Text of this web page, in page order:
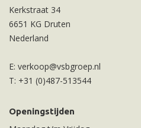
Kerkstraat 34
6651 KG Druten
Nederland
E: verkoop@vsbgroep.nl
T: +31 (0)487-513544
Openingstijden